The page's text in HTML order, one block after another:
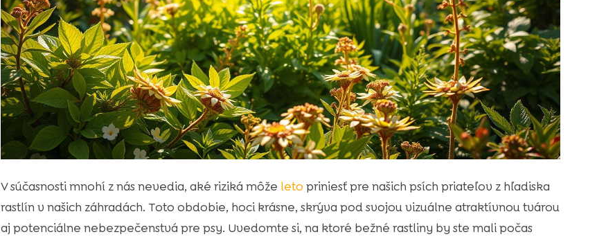
V súčasnosti mnohí z nás nevedia, aké riziká môže leto priniesť pre našich psích priateľov z hľadiska
rastlín v našich záhradách. Toto obdobie, hoci krásne, skrýva pod svojou vizuálne atraktívnou tvárou
aj potenciálne nebezpečenstvá pre psy. Uvedomte si, na ktoré bežné rastliny by ste mali počas